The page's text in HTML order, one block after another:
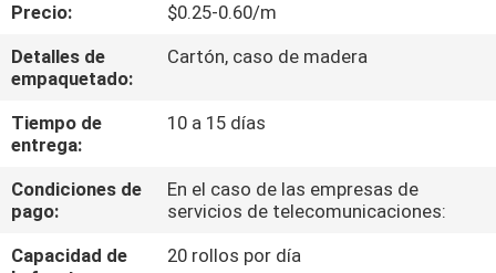
CALIDAD
NOTICIAS
UNA CITA
Precio:
$0.25-0.60/m
Detalles de
empaquetado:
Cartón, caso de madera
Tiempo de
entrega:
10 a 15 días
Condiciones de
pago:
En el caso de las empresas de
servicios de telecomunicaciones:
Capacidad de
20 rollos por día